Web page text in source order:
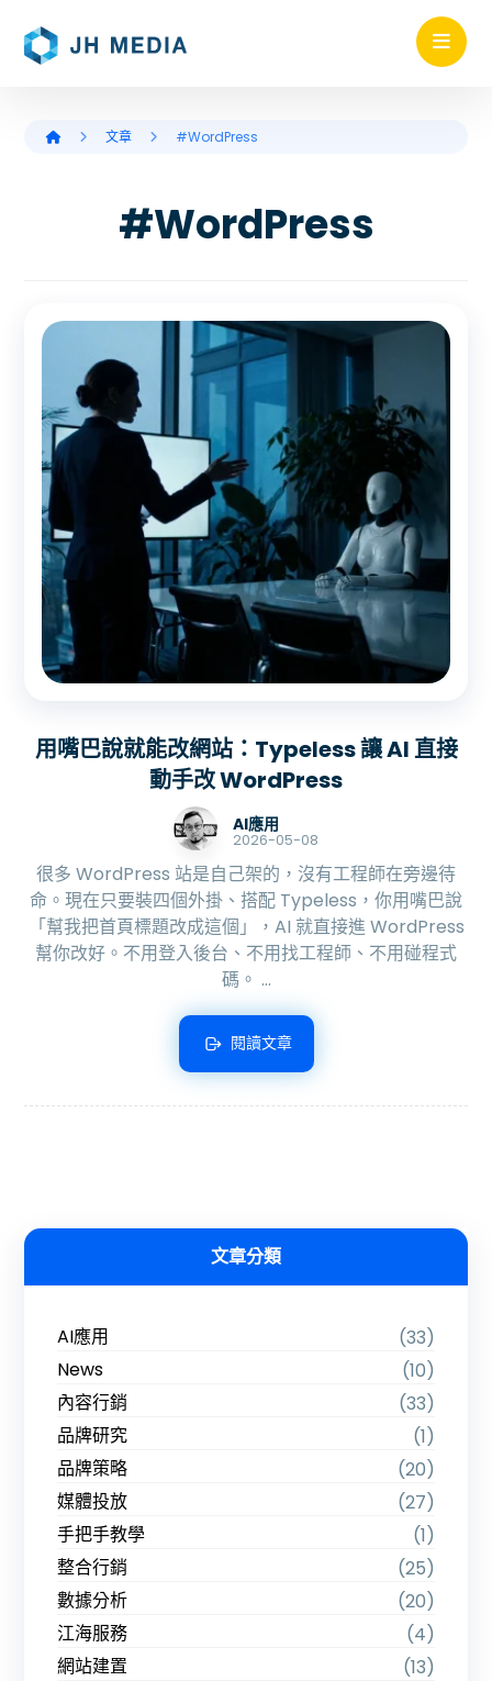
文章 #WordPress
#WordPress
用嘴巴說就能改網站：Typeless 讓 AI 直接
動手改 WordPress
AI應用
2026-05-08
很多 WordPress 站是自己架的，沒有工程師在旁邊待
命。現在只要裝四個外掛、搭配 Typeless，你用嘴巴說
「幫我把首頁標題改成這個」，AI 就直接進 WordPress
幫你改好。不用登入後台、不用找工程師、不用碰程式
碼。 ...
閱讀文章
文章分類
AI應用
(33)
News
(10)
內容行銷
(33)
品牌研究
(1)
品牌策略
(20)
媒體投放
(27)
手把手教學
(1)
整合行銷
(25)
數據分析
(20)
江海服務
(4)
網站建置
(13)